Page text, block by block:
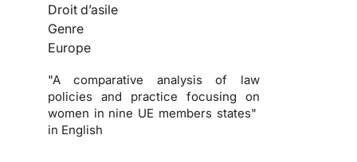
Droit d’asile
Genre
Europe
"A comparative analysis of law
policies and practice focusing on
women in nine UE members states"
in English